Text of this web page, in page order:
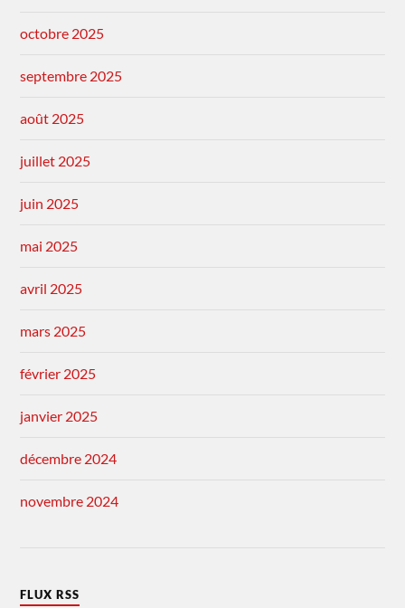
octobre 2025
septembre 2025
août 2025
juillet 2025
juin 2025
mai 2025
avril 2025
mars 2025
février 2025
janvier 2025
décembre 2024
novembre 2024
FLUX RSS